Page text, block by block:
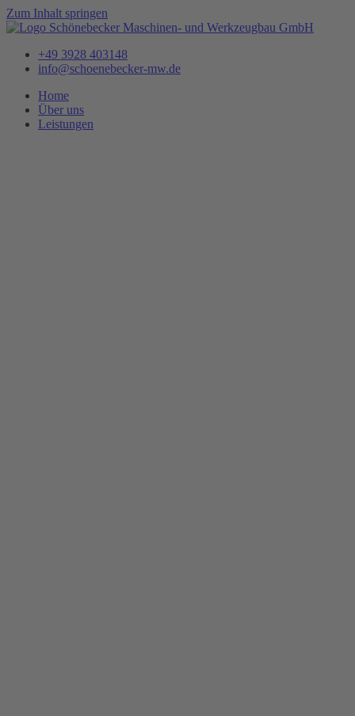
Zum Inhalt springen
+49 3928 403148
info@schoenebecker-mw.de
Home
Über uns
Leistungen